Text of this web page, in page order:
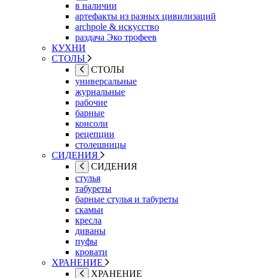
в наличии
артефакты из разных цивилизаций
archpole & искусство
раздача Эко трофеев
КУХНИ
СТОЛЫ
СТОЛЫ
универсальные
журнальные
рабочие
барные
консоли
рецепции
столешницы
СИДЕНИЯ
СИДЕНИЯ
стулья
табуреты
барные стулья и табуреты
скамьи
кресла
диваны
пуфы
кровати
ХРАНЕНИЕ
ХРАНЕНИЕ